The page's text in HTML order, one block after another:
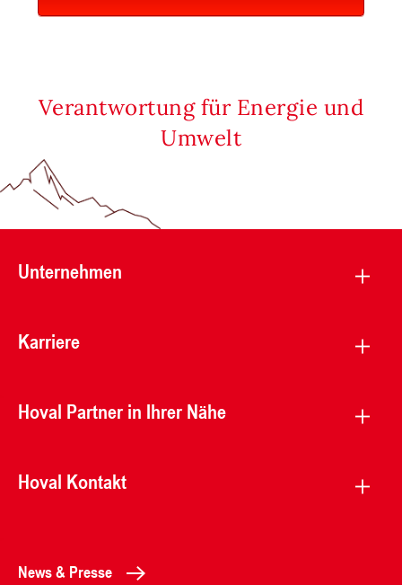
Verantwortung für Energie und
Umwelt
Unternehmen
Karriere
Hoval Partner in Ihrer Nähe
Hoval Kontakt
News & Presse